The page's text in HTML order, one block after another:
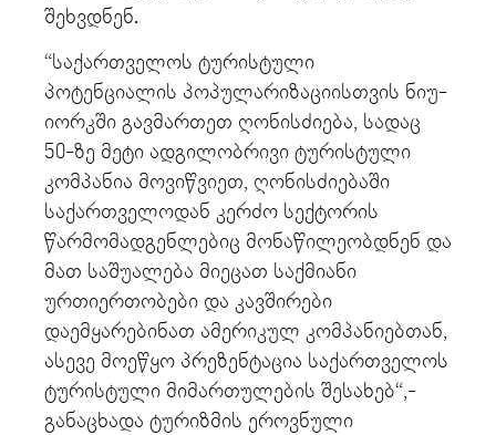
შეხვდნენ.
“საქართველოს ტურისტული
პოტენციალის პოპულარიზაციისთვის ნიუ-
იორკში გავმართეთ ღონისძიება, სადაც
50-ზე მეტი ადგილობრივი ტურისტული
კომპანია მოვიწვიეთ, ღონისძიებაში
საქართველოდან კერძო სექტორის
წარმომადგენლებიც მონაწილეობდნენ და
მათ საშუალება მიეცათ საქმიანი
ურთიერთობები და კავშირები
დაემყარებინათ ამერიკულ კომპანიებთან,
ასევე მოეწყო პრეზენტაცია საქართველოს
ტურისტული მიმართულების შესახებ“,-
განაცხადა ტურიზმის ეროვნული